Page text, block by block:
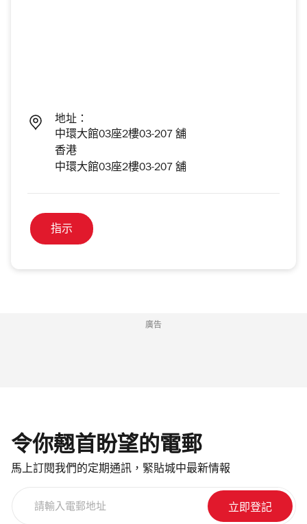
地址：
中環大館03座2樓03-207 舖
香港
中環大館03座2樓03-207 舖
指示
廣告
令你翹首盼望的電郵
馬上訂閱我們的定期通訊，緊貼城中最新情報